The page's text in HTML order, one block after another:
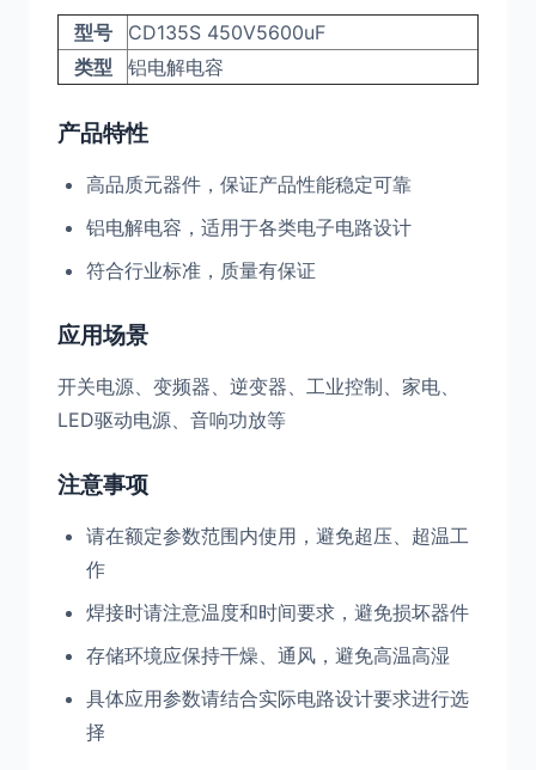
型号
CD135S 450V5600uF
类型
铝电解电容
产品特性
高品质元器件，保证产品性能稳定可靠
铝电解电容，适用于各类电子电路设计
符合行业标准，质量有保证
应用场景
开关电源、变频器、逆变器、工业控制、家电、
LED驱动电源、音响功放等
注意事项
请在额定参数范围内使用，避免超压、超温工
作
焊接时请注意温度和时间要求，避免损坏器件
存储环境应保持干燥、通风，避免高温高湿
具体应用参数请结合实际电路设计要求进行选
择